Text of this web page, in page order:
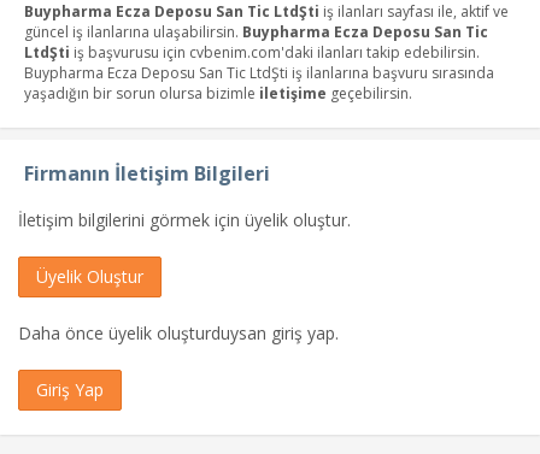
Buypharma Ecza Deposu San Tic LtdŞti iş ilanları sayfası ile, aktif ve
güncel iş ilanlarına ulaşabilirsin. Buypharma Ecza Deposu San Tic
LtdŞti iş başvurusu için cvbenim.com'daki ilanları takip edebilirsin.
Buypharma Ecza Deposu San Tic LtdŞti iş ilanlarına başvuru sırasında
yaşadığın bir sorun olursa bizimle iletişime geçebilirsin.
Firmanın İletişim Bilgileri
İletişim bilgilerini görmek için üyelik oluştur.
Üyelik Oluştur
Daha önce üyelik oluşturduysan giriş yap.
Giriş Yap